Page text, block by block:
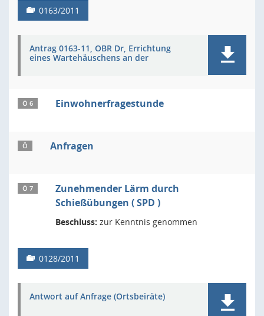
0163/2011
Antrag 0163-11, OBR Dr, Errichtung
eines Wartehäuschens an der
Ö 6 Einwohnerfragestunde
Ö Anfragen
Ö 7
Zunehmender Lärm durch
Schießübungen ( SPD )
Beschluss: zur Kenntnis genommen
0128/2011
Antwort auf Anfrage (Ortsbeiräte)